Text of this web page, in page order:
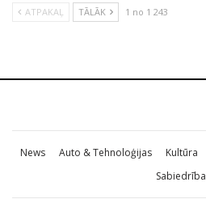
ATPAKAĻ TĀLĀK 1 no 1 243
News Auto & Tehnoloģijas Kultūra
Sabiedrība